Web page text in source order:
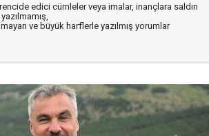
edici cümleler veya imalar, inançlara saldırı
ve büyük harflerle yazılmış yorumlar